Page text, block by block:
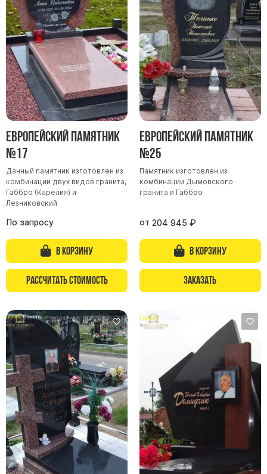
Фигурные памятники
Памятники в виде гитары
Памятники комбинированные
Памятники из цветного гранита
Памятники красные
Памятники красно-черные
Памятники коричневые
Памятники серые
Памятники зеленые
Памятники из Дымовского гранита
Памятники из гранита Возрождение
Памятники из гранита Сюскюянсаари
Памятники из гранита Балтик Грин
Памятники из гранита Покостовский
Памятники из гранита Лезниковский
Памятники из гранита Масловский
Памятники из гранита Токовский
Памятники из гранита Капустинский
Арочные памятники
Памятники Крест
Памятники военным
Часовни из белого мрамора и гранита
Скульптуры, барельефы и бюсты из бронзы
Европейский памятник
№17
Данный памятник изготовлен из
комбинации двух видов гранита,
Габбро (Карелия) и
Лезниковский
По запросу
В корзину
Рассчитать стоимость
Европейский памятник
№25
Памятник изготовлен из
комбинации Дымовского
гранита и Габбро
от 204 945 ₽
В корзину
Заказать